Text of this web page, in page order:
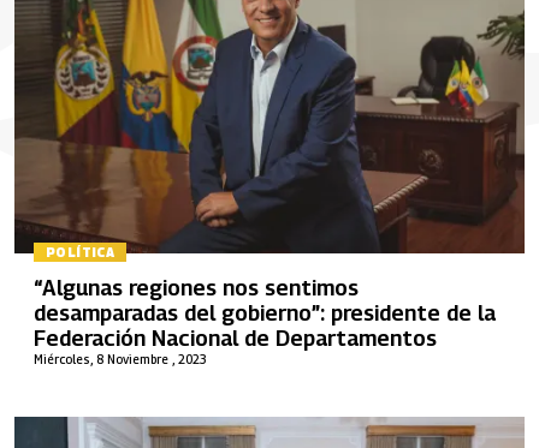
POLÍTICA
Miércoles, 8 Noviembre , 2023
“Algunas regiones nos sentimos
desamparadas del gobierno”: presidente de la
Federación Nacional de Departamentos